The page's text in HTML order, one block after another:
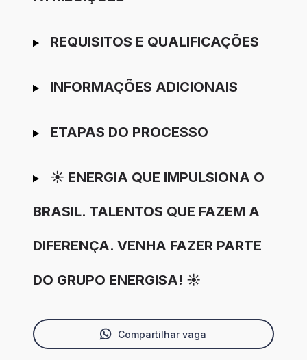
REQUISITOS E QUALIFICAÇÕES
INFORMAÇÕES ADICIONAIS
ETAPAS DO PROCESSO
☀️ ENERGIA QUE IMPULSIONA O
BRASIL. TALENTOS QUE FAZEM A
DIFERENÇA. VENHA FAZER PARTE
DO GRUPO ENERGISA! ☀️
Compartilhar vaga